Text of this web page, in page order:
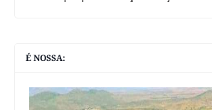
É NOSSA: